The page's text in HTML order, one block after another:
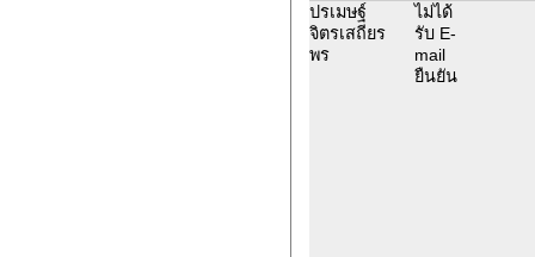
ปรเมษฐ์
จิตรเสถียร
พร
ไม่ได้
รับ E-
mail
ยืนยัน